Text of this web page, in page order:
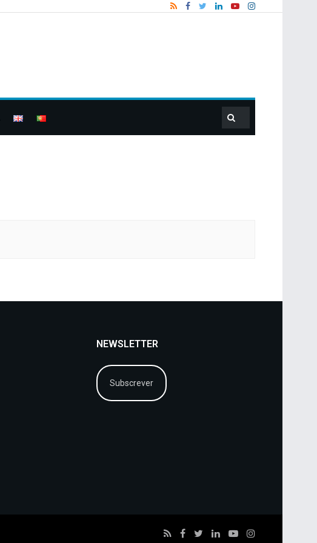
NEWSLETTER
Subscrever